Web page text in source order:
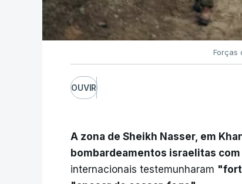
Forças
OUVIR
A zona de Sheikh Nasser, em
bombardeamentos israelitas
internacionais testemunharam